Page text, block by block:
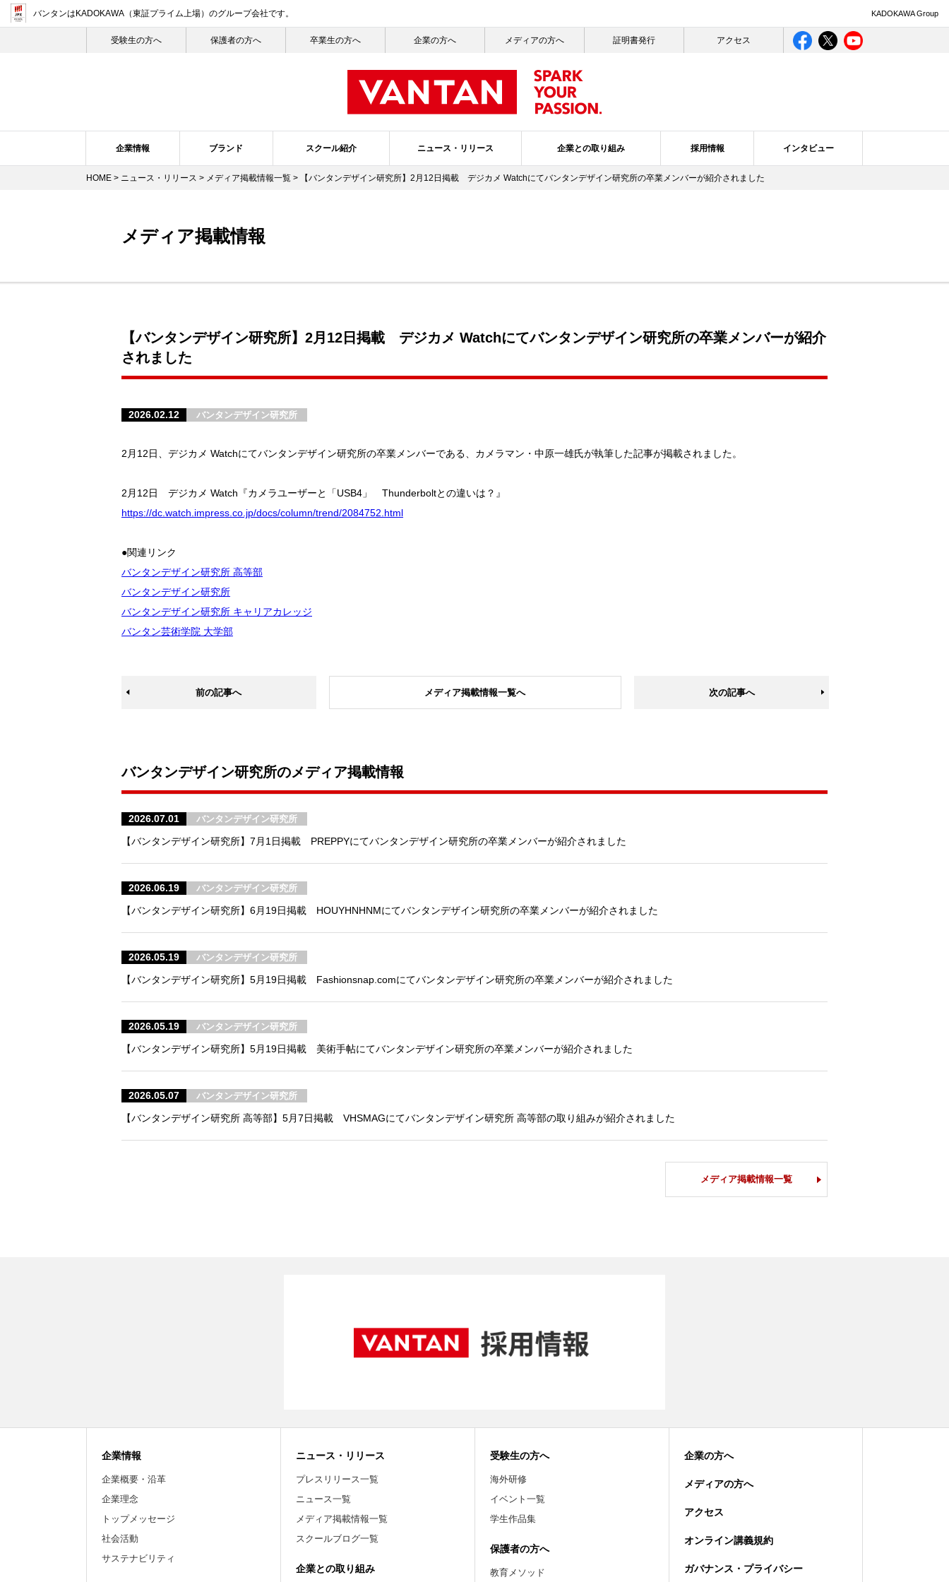
バンタンはKADOKAWA（東証プライム上場） のグループ会社です。 KADOKAWA Group
受験生の⽅へ 保護者の方へ 卒業生の方へ 企業の方へ メディアの方へ 証明書発行 アクセス
企業情報 ブランド スクール紹介 ニュース・リリース 企業との取り組み 採用情報 インタビュー
HOME > ニュース・リリース > メディア掲載情報一覧 > 【バンタンデザイン研究所】2月12日掲載 デジカメ Watchにてバンタンデザイン研究所の卒業メンバーが紹介されました
メディア掲載情報
【バンタンデザイン研究所】2月12日掲載 デジカメ Watchにてバンタンデザイン研究所の卒業メンバーが紹介
されました
2026.02.12 バンタンデザイン研究所
2月12日、デジカメ Watchにてバンタンデザイン研究所の卒業メンバーである、カメラマン・中原一雄氏が執筆した記事が掲載されました。
2月12日 デジカメ Watch『カメラユーザーと「USB4」 Thunderboltとの違いは？』
https://dc.watch.impress.co.jp/docs/column/trend/2084752.html
●関連リンク
バンタンデザイン研究所 高等部
バンタンデザイン研究所
バンタンデザイン研究所 キャリアカレッジ
バンタン芸術学院 大学部
前の記事へ メディア掲載情報一覧へ 次の記事へ
バンタンデザイン研究所のメディア掲載情報
2026.07.01 バンタンデザイン研究所
【バンタンデザイン研究所】7月1日掲載 PREPPYにてバンタンデザイン研究所の卒業メンバーが紹介されました
2026.06.19 バンタンデザイン研究所
【バンタンデザイン研究所】6月19日掲載 HOUYHNHNMにてバンタンデザイン研究所の卒業メンバーが紹介されました
2026.05.19 バンタンデザイン研究所
【バンタンデザイン研究所】5月19日掲載 Fashionsnap.comにてバンタンデザイン研究所の卒業メンバーが紹介されました
2026.05.19 バンタンデザイン研究所
【バンタンデザイン研究所】5月19日掲載 美術手帖にてバンタンデザイン研究所の卒業メンバーが紹介されました
2026.05.07 バンタンデザイン研究所
【バンタンデザイン研究所 高等部】5月7日掲載 VHSMAGにてバンタンデザイン研究所 高等部の取り組みが紹介されました
メディア掲載情報一覧
企業情報
企業概要・沿革
企業理念
トップメッセージ
社会活動
サステナビリティ
ニュース・リリース
プレスリリース一覧
ニュース一覧
メディア掲載情報一覧
スクールブログ一覧
企業との取り組み
受験生の方へ
海外研修
イベント一覧
学生作品集
保護者の方へ
教育メソッド
企業の方へ
メディアの方へ
アクセス
オンライン講義規約
ガバナンス・プライバシー